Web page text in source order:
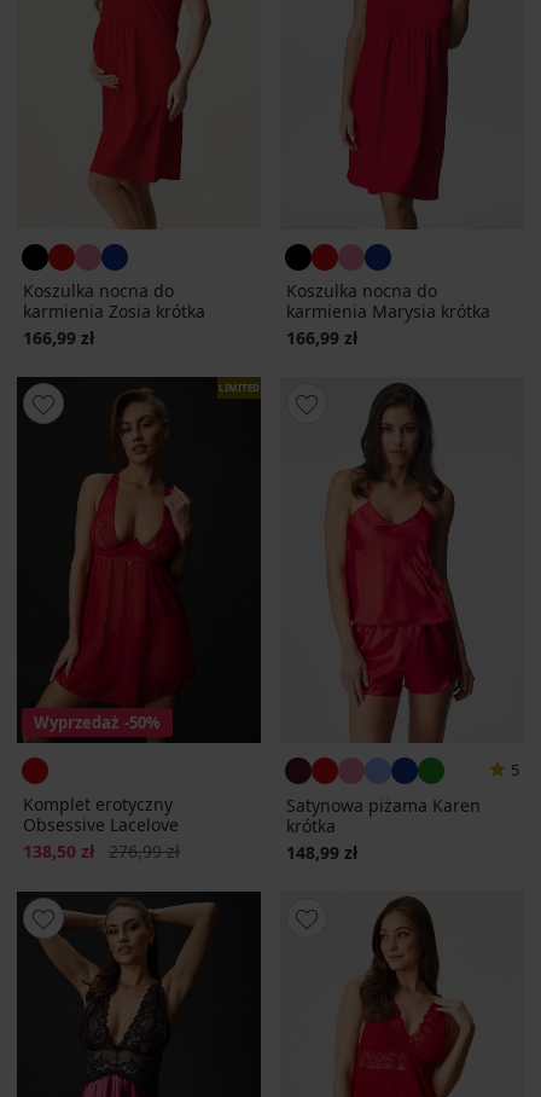
Koszulka nocna do
karmienia Zosia krótka
166,99 zł
Koszulka nocna do
karmienia Marysia krótka
166,99 zł
LIMITED
Wyprzedaż -50%
Komplet erotyczny
Obsessive Lacelove
Zniżka
138,50 zł Pierwotna cena
276,99 zł
5
Satynowa piżama Karen
krótka
148,99 zł